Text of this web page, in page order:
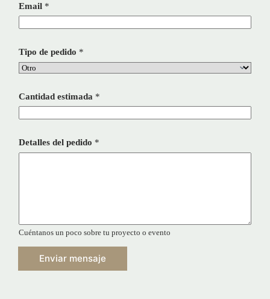
Email *
Tipo de pedido *
Cantidad estimada *
Detalles del pedido *
Cuéntanos un poco sobre tu proyecto o evento
Enviar mensaje